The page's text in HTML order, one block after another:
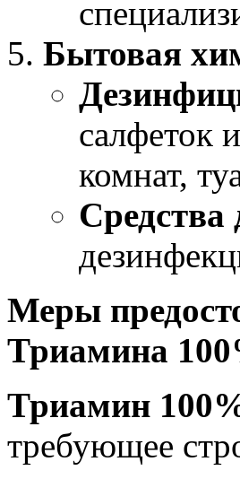
Бытовая
салфеток
комнат,
Средства
Меры
Триамина
Триамин
требующее